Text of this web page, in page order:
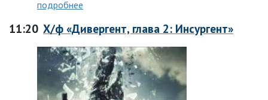
подробнее
11:20 Х/ф «Дивергент, глава 2: Инсургент»